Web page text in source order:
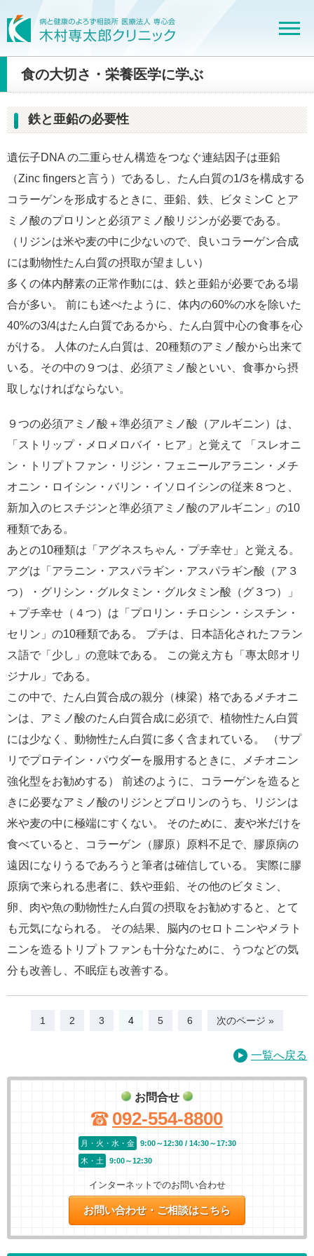
食の大切さ・栄養医学に学ぶ
鉄と亜鉛の必要性
遺伝子DNA の二重らせん構造をつなぐ連結因子は亜鉛
（Zinc fingersと言う）であるし、たん白質の1/3を構成する
コラーゲンを形成するときに、亜鉛、鉄、ビタミンC とア
ミノ酸のプロリンと必須アミノ酸リジンが必要である。
（リジンは米や麦の中に少ないので、良いコラーゲン合成
には動物性たん白質の摂取が望ましい）
多くの体内酵素の正常作動には、鉄と亜鉛が必要である場
合が多い。 前にも述べたように、体内の60%の水を除いた
40%の3/4はたん白質であるから、たん白質中心の食事を心
がける。 人体のたん白質は、20種類のアミノ酸から出来て
いる。その中の９つは、必須アミノ酸といい、食事から摂
取しなければならない。
９つの必須アミノ酸＋準必須アミノ酸（アルギニン）は、
「ストリップ・メロメロバイ・ヒア」と覚えて 「スレオニ
ン・トリプトファン・リジン・フェニールアラニン・メチ
オニン・ロイシン・バリン・イソロイシンの従来８つと、
新加入のヒスチジンと準必須アミノ酸のアルギニン」の10
種類である。
あとの10種類は「アグネスちゃん・プチ幸せ」と覚える。
アグは「アラニン・アスパラギン・アスパラギン酸（ア３
つ）・グリシン・グルタミン・グルタミン酸（グ３つ）」
＋プチ幸せ（４つ）は「プロリン・チロシン・シスチン・
セリン」の10種類である。 プチは、日本語化されたフラン
ス語で「少し」の意味である。 この覚え方も「專太郎オリ
ジナル」である。
この中で、たん白質合成の親分（棟梁）格であるメチオニ
ンは、アミノ酸のたん白質合成に必須で、植物性たん白質
には少なく、動物性たん白質に多く含まれている。 （サプ
リでプロテイン・パウダーを服用するときに、メチオニン
強化型をお勧めする） 前述のように、コラーゲンを造ると
きに必要なアミノ酸のリジンとプロリンのうち、リジンは
米や麦の中に極端にすくない。 そのために、麦や米だけを
食べていると、コラーゲン（膠原）原料不足で、膠原病の
遠因になりうるであろうと筆者は確信している。 実際に膠
原病で来られる患者に、鉄や亜鉛、その他のビタミン、
卵、肉や魚の動物性たん白質の摂取をお勧めすると、とて
も元気になられる。 その結果、脳内のセロトニンやメラト
ニンを造るトリプトファンも十分なために、うつなどの気
分も改善し、不眠症も改善する。
1 2 3 4 5 6 次のページ »
一覧へ戻る
お問合せ
092-554-8800
月・火・水・金 9:00～12:30 / 14:30～17:30
木・土 9:00～12:30
インターネットでのお問い合わせ
お問い合わせ・ご相談はこちら